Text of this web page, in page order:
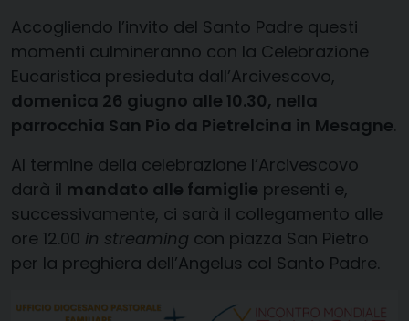
Accogliendo l’invito del Santo Padre questi
momenti culmineranno con la Celebrazione
Eucaristica presieduta dall’Arcivescovo,
domenica 26 giugno alle 10.30, nella
parrocchia San Pio da Pietrelcina in Mesagne.
Al termine della celebrazione l’Arcivescovo
darà il mandato alle famiglie presenti e,
successivamente, ci sarà il collegamento alle
ore 12.00 in streaming con piazza San Pietro
per la preghiera dell’Angelus col Santo Padre.